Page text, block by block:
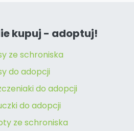
kupuj - adoptuj!
ze schroniska
do adopcji
do adopcji
do adopcji
ze schroniska